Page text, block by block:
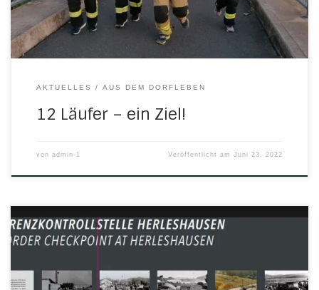
AKTUELLES AUS DEM DORFLEBEN
12 Läufer – ein Ziel!
von admin-1 Veröffentlicht amJuni 23, 2022
Grenzübergang. Seit rund drei Jahrzehnten ist er nun
schon verschwunden. Damit die Erinnerung an ihn und an